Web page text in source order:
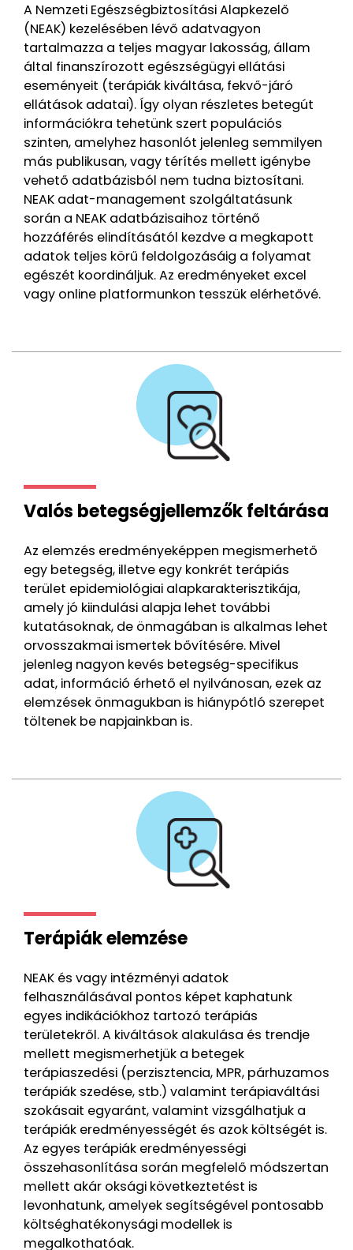
A Nemzeti Egészségbiztosítási Alapkezelő
(NEAK) kezelésében lévő adatvagyon
tartalmazza a teljes magyar lakosság, állam
által finanszírozott egészségügyi ellátási
eseményeit (terápiák kiváltása, fekvő-járó
ellátások adatai). Így olyan részletes betegút
információkra tehetünk szert populációs
szinten, amelyhez hasonlót jelenleg semmilyen
más publikusan, vagy térítés mellett igénybe
vehető adatbázisból nem tudna biztosítani.
NEAK adat-management szolgáltatásunk
során a NEAK adatbázisaihoz történő
hozzáférés elindításától kezdve a megkapott
adatok teljes körű feldolgozásáig a folyamat
egészét koordináljuk. Az eredményeket excel
vagy online platformunkon tesszük elérhetővé.
Valós betegségjellemzők feltárása
Az elemzés eredményeképpen megismerhető
egy betegség, illetve egy konkrét terápiás
terület epidemiológiai alapkarakterisztikája,
amely jó kiindulási alapja lehet további
kutatásoknak, de önmagában is alkalmas lehet
orvosszakmai ismertek bővítésére. Mivel
jelenleg nagyon kevés betegség-specifikus
adat, információ érhető el nyilvánosan, ezek az
elemzések önmagukban is hiánypótló szerepet
töltenek be napjainkban is.
Terápiák elemzése
NEAK és vagy intézményi adatok
felhasználásával pontos képet kaphatunk
egyes indikációkhoz tartozó terápiás
területekről. A kiváltások alakulása és trendje
mellett megismerhetjük a betegek
terápiaszedési (perzisztencia, MPR, párhuzamos
terápiák szedése, stb.) valamint terápiaváltási
szokásait egyaránt, valamint vizsgálhatjuk a
terápiák eredményességét és azok költségét is.
Az egyes terápiák eredményességi
összehasonlítása során megfelelő módszertan
mellett akár oksági következtetést is
levonhatunk, amelyek segítségével pontosabb
költséghatékonysági modellek is
megalkothatóak.